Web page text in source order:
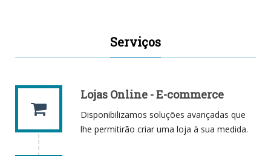
Serviços
Lojas Online - E-commerce
Disponibilizamos soluções avançadas que
lhe permitirão criar uma loja à sua medida.